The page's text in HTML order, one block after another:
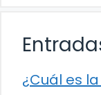
¿Cuál es